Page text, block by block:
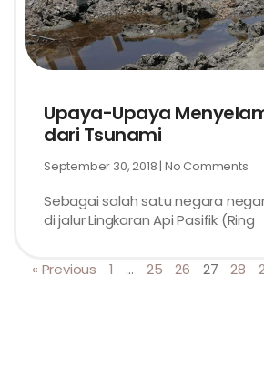
Upaya-Upaya
dari Tsunami
September 30, 2018 No Comments
Sebagai salah satu negara
di jalur Lingkaran Api Pasifik (Ring
« Previous 1 … 25 26 27 28